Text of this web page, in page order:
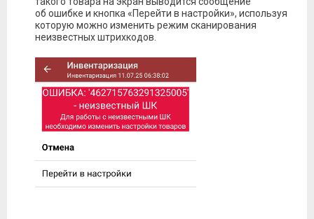
об ошибке и кнопка «Перейти в настройки», используя
которую можно изменить режим сканирования
неизвестных штрихкодов.